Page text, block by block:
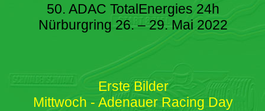
50. ADAC TotalEnergies 24h
Nürburgring 26. – 29. Mai 2022
Erste Bilder
Mittwoch - Adenauer Racing Day